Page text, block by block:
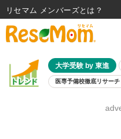
大学受験 by 東進
医専予備校徹底リサーチ
8月開催
リセマム メンバーズ